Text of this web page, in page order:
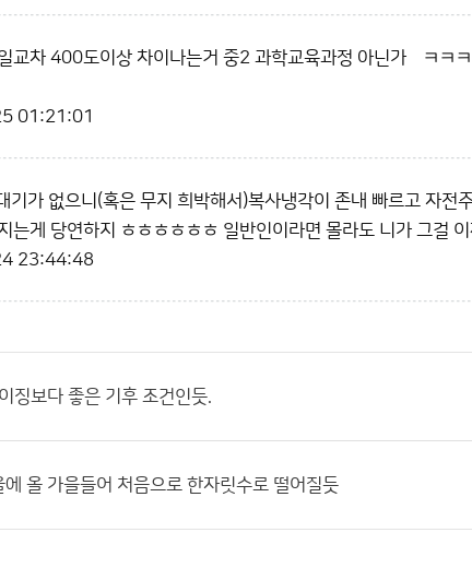
교차 400도이상 차이나는거 중2 과학교육과정 아닌가욬ㅋㅋ
01:21:01
기가 없으니(혹은 무지 희박해서)복사냉각이 존내 빠르고 자
는게 당연하지 ㅎㅎㅎㅎㅎㅎ 일반인이라면 몰라도 니가 그걸
23:44:48
징보다 좋은 기후 조건인듯.
올 가을들어 처음으로 한자릿수로 떨어질듯